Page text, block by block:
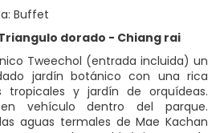
Buffet
dorado - Chiang rai
Tweechol (entrada incluida) un
jardín botánico con una rica
tropicales y jardín de orquídeas.
vehículo dentro del parque.
aguas termales de Mae Kachan